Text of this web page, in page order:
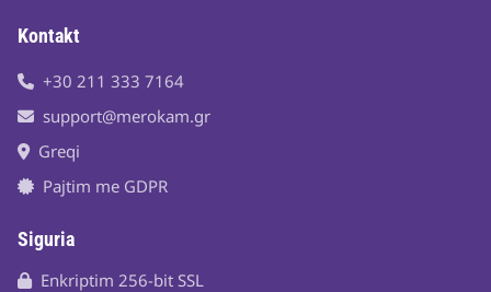
Kontakt
+30 211 333 7164
support@merokam.gr
Greqi
Pajtim me GDPR
Siguria
Enkriptim 256-bit SSL